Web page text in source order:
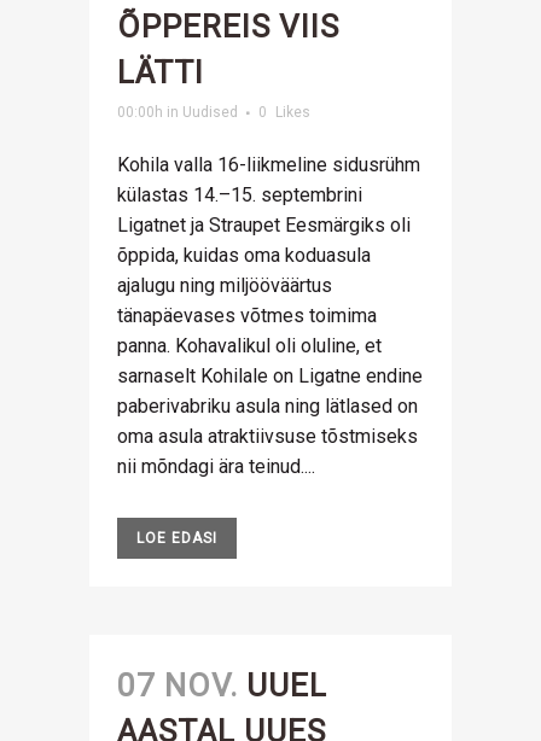
ÕPPEREIS VIIS
LÄTTI
00:00h in Uudised 0 Likes
Kohila valla 16-liikmeline sidusrühm
külastas 14.–15. septembrini
Ligatnet ja Straupet Eesmärgiks oli
õppida, kuidas oma koduasula
ajalugu ning miljööväärtus
tänapäevases võtmes toimima
panna. Kohavalikul oli oluline, et
sarnaselt Kohilale on Ligatne endine
paberivabriku asula ning lätlased on
oma asula atraktiivsuse tõstmiseks
nii mõndagi ära teinud....
LOE EDASI
07 NOV. UUEL
AASTAL UUES